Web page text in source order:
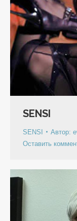
SENSI
SENSI Автор:
Оставить